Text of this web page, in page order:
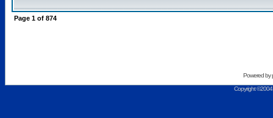
Page 1 of 874
Powered by
Copyright ©2004